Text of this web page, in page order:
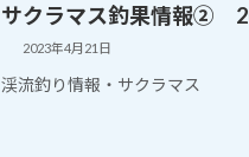
サクラマス釣果情報②
2023年4月21日
渓流釣り情報・サクラマス